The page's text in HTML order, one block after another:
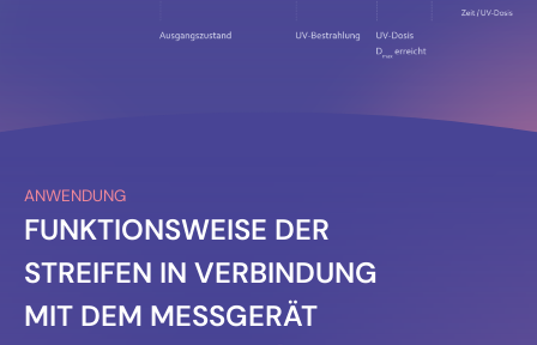
ANWENDUNG
FUNKTIONSWEISE DER
STREIFEN IN VERBINDUNG
MIT DEM MESSGERÄT